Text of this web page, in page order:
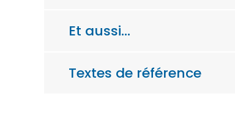
Et aussi…
Textes de référence